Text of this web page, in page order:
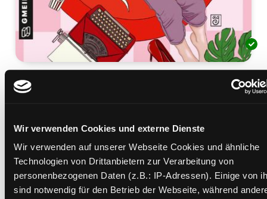
Wir verwenden Cookies und externe Dienste
Wir verwenden auf unserer Webseite Cookies und ähnliche
Technologien von Drittanbietern zur Verarbeitung von
personenbezogenen Daten (z.B.: IP-Adressen). Einige von
sind notwendig für den Betrieb der Webseite, während
Geht's noch?!
Verfasser:Suche nach diesem Verfasser
Kristek, Susanne (Verfasser)
Beschreibung ein-/ausblenden
Mehr Informationen ein-/ausblenden